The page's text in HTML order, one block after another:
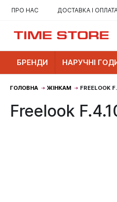
ПРО НАС ДОСТАВКА І
БРЕНДИ НАРУЧНІ
ГОЛОВНА ЖІНКАМ FREELOOK
Freelook